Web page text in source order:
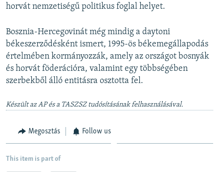
horvát nemzetiségű politikus foglal helyet.
Bosznia-Hercegovinát még mindig a daytoni
békeszerződésként ismert, 1995-ös békemegállapodás
értelmében kormányozzák, amely az országot bosnyák
és horvát föderációra, valamint egy többségében
szerbekből álló entitásra osztotta fel.
Készült az AP és a TASZSZ tudósításának felhasználásával.
Megosztás Follow us
This item is part of